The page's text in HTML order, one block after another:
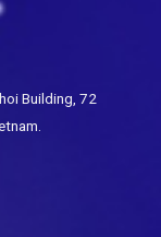
Building, 72